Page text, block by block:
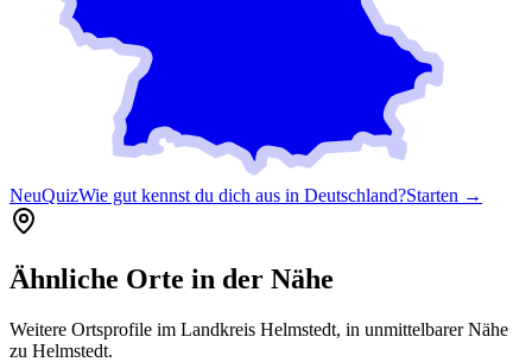
NeuQuizWie gut kennst du dich aus in Deutschland?Starten →
Ähnliche Orte in der Nähe
Weitere Ortsprofile im Landkreis Helmstedt, in unmittelbarer Nähe
zu Helmstedt.